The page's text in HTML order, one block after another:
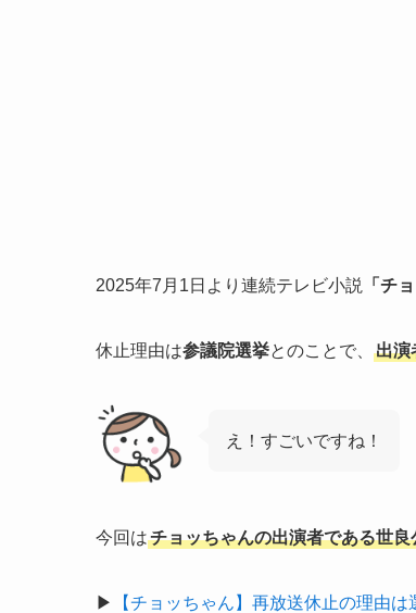
2025年7月1日より連続テレビ小説 「チ
休止理由は参議院選挙とのことで、 出演
え！すごいですね！
今回はチョッちゃんの出演者である世
▶ 【チョッちゃん】再放送休止の理由は